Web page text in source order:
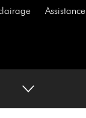
Assistance